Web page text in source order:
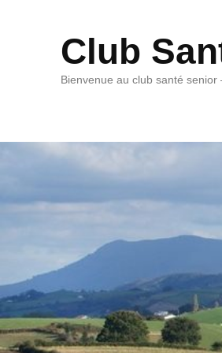
Club
Bienvenue au club santé